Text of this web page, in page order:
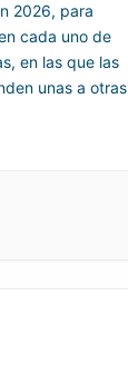
2026, para
cada uno de
en las que las
unas a otras